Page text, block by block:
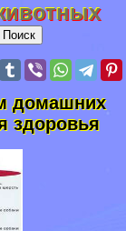
домашних
здоровья